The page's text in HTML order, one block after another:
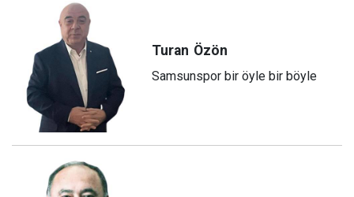
Turan Özön
Samsunspor bir öyle bir böyle